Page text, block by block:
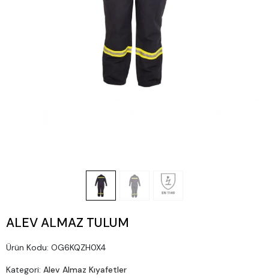
ALEV ALMAZ TULUM
Ürün Kodu: OG6KQZH0X4
Kategori: Alev Almaz Kıyafetler